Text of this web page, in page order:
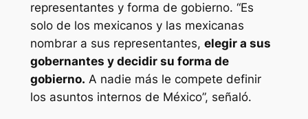
representantes y forma de gobierno. “Es
solo de los mexicanos y las mexicanas
nombrar a sus representantes, elegir a sus
gobernantes y decidir su forma de
gobierno. A nadie más le compete definir
los asuntos internos de México”, señaló.